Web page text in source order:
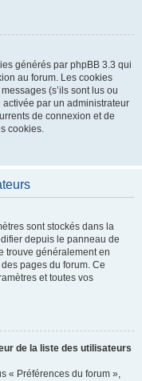
générés par phpBB 3.3 qui
au forum. Les cookies
(s’ils sont lus ou
par un administrateur
de connexion et de
cookies.
sont stockés dans la
depuis le panneau de
trouve généralement en
pages du forum. Ce
et toutes vos
de la liste des utilisateurs
« Préférences du forum »,